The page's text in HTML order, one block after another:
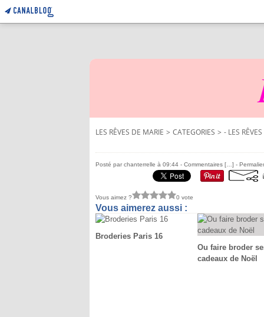
LES RÊVES DE MARIE > CATEGORIES > - LES
Posté par chanterrelle à 09:44 - Commentaires [ ] -
Vous aimez ? 0 vote
Vous aimerez aussi :
Broderies Paris 16
Ou faire broder
cadeaux de Noël